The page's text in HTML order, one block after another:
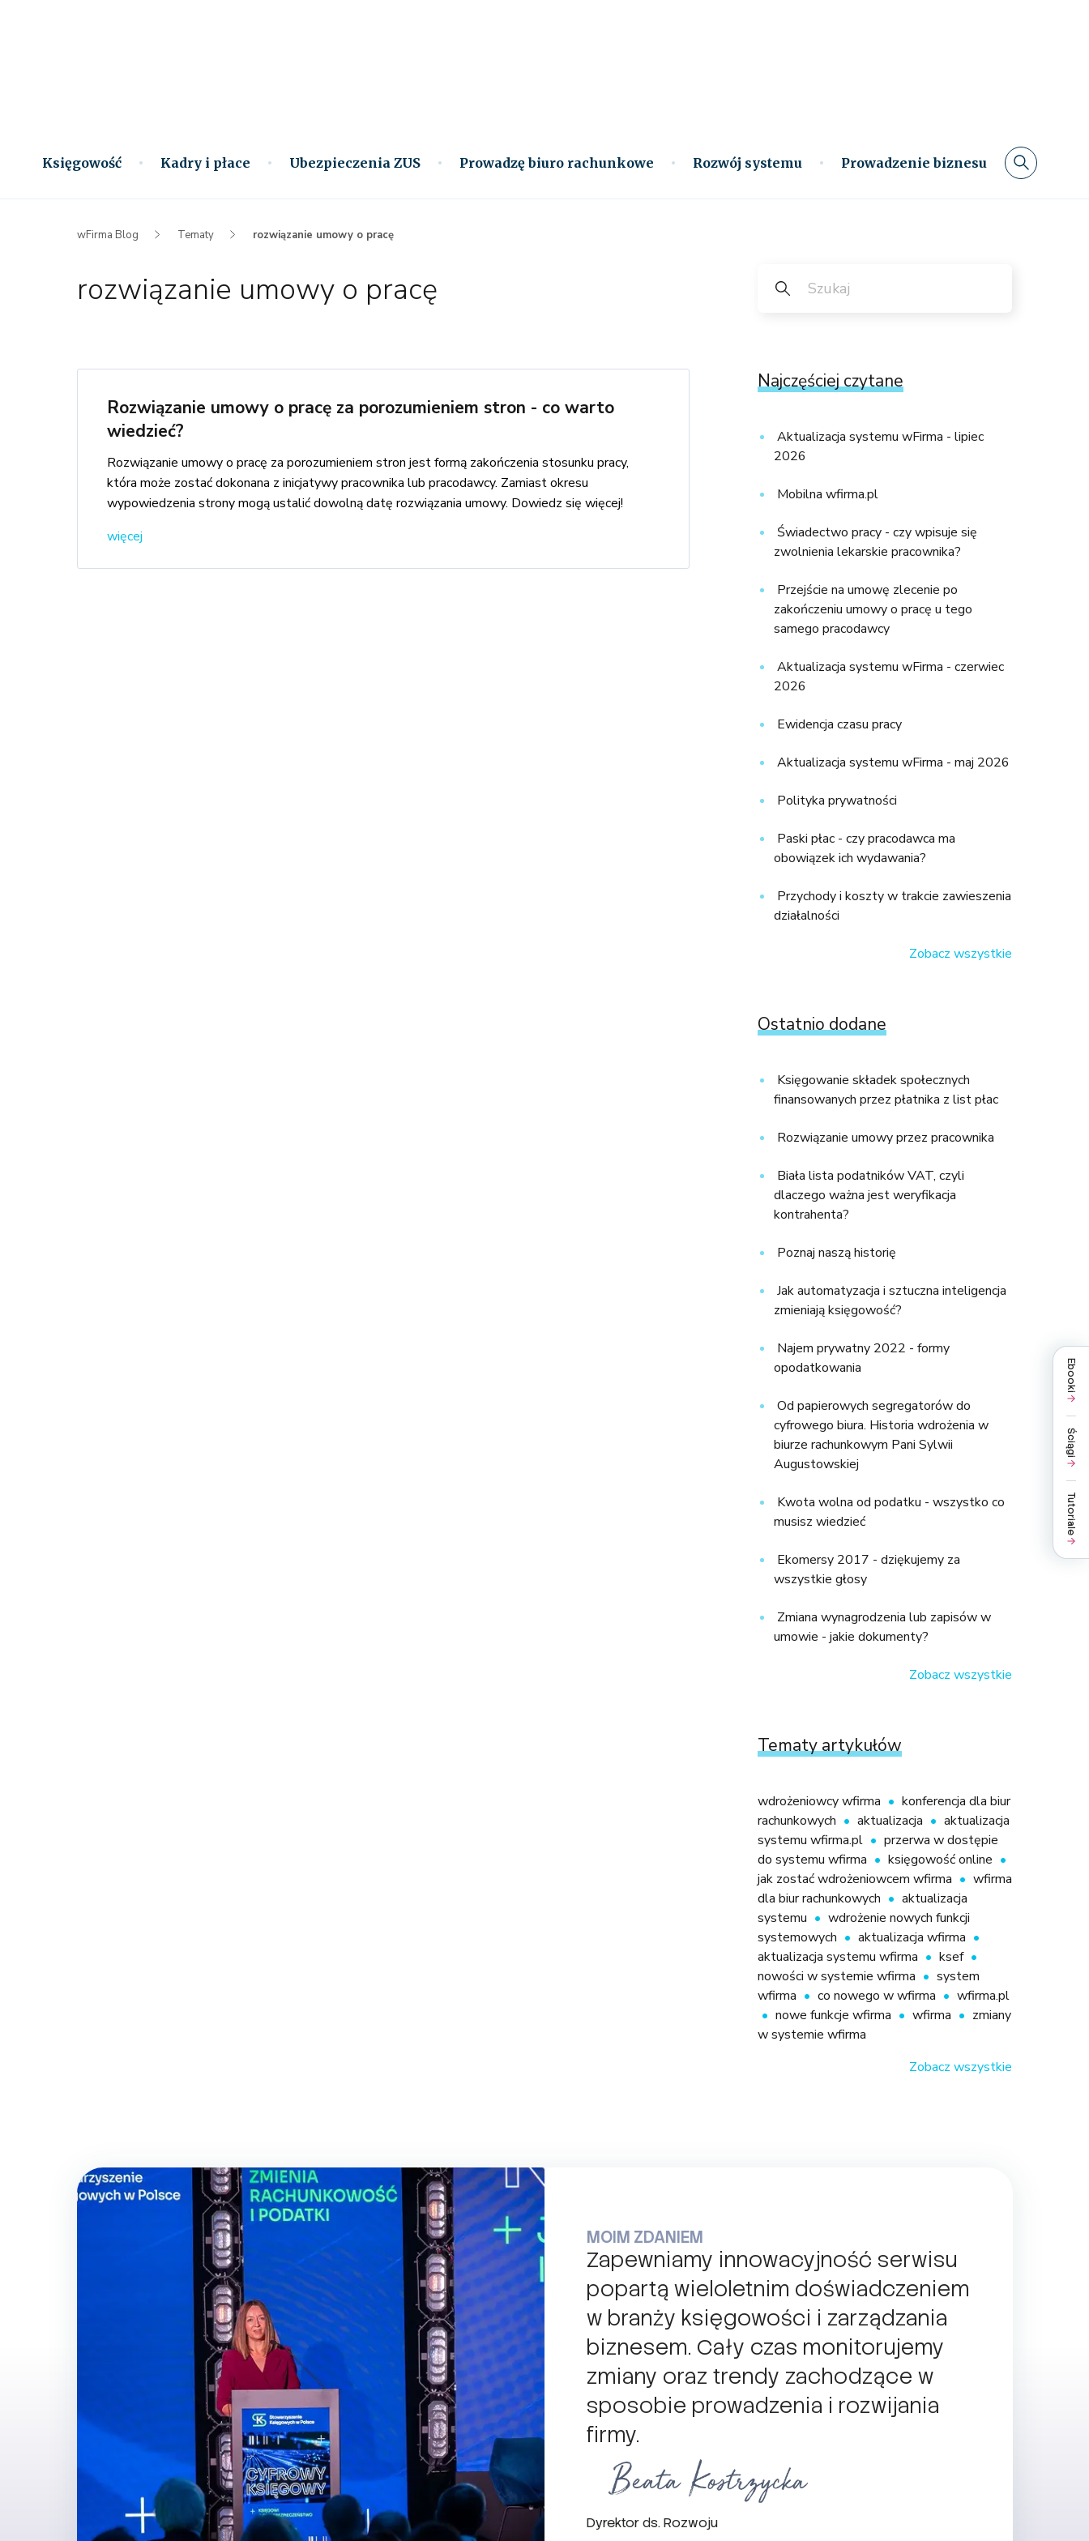
Ebooki
Ściągi
Tutoriale
Księgowość Kadry i płace Ubezpieczenia ZUS Prowadzę biuro rachunkowe Rozwój systemu Prowadzenie biznesu
wFirma Blog Tematy rozwiązanie umowy o pracę
rozwiązanie umowy o pracę
Rozwiązanie umowy o pracę za porozumieniem stron - co warto
wiedzieć?
Rozwiązanie umowy o pracę za porozumieniem stron jest formą zakończenia stosunku pracy,
która może zostać dokonana z inicjatywy pracownika lub pracodawcy. Zamiast okresu
wypowiedzenia strony mogą ustalić dowolną datę rozwiązania umowy. Dowiedz się więcej!
więcej
Najczęściej czytane
Aktualizacja systemu wFirma - lipiec
2026
Mobilna wfirma.pl
Świadectwo pracy - czy wpisuje się
zwolnienia lekarskie pracownika?
Przejście na umowę zlecenie po
zakończeniu umowy o pracę u tego
samego pracodawcy
Aktualizacja systemu wFirma - czerwiec
2026
Ewidencja czasu pracy
Aktualizacja systemu wFirma - maj 2026
Polityka prywatności
Paski płac - czy pracodawca ma
obowiązek ich wydawania?
Przychody i koszty w trakcie zawieszenia
działalności
Zobacz wszystkie
Ostatnio dodane
Księgowanie składek społecznych
finansowanych przez płatnika z list płac
Rozwiązanie umowy przez pracownika
Biała lista podatników VAT, czyli
dlaczego ważna jest weryfikacja
kontrahenta?
Poznaj naszą historię
Jak automatyzacja i sztuczna inteligencja
zmieniają księgowość?
Najem prywatny 2022 - formy
opodatkowania
Od papierowych segregatorów do
cyfrowego biura. Historia wdrożenia w
biurze rachunkowym Pani Sylwii
Augustowskiej
Kwota wolna od podatku - wszystko co
musisz wiedzieć
Ekomersy 2017 - dziękujemy za
wszystkie głosy
Zmiana wynagrodzenia lub zapisów w
umowie - jakie dokumenty?
Zobacz wszystkie
Tematy artykułów
wdrożeniowcy wfirma
konferencja dla biur
rachunkowych
aktualizacja
aktualizacja
systemu wfirma.pl
przerwa w dostępie
do systemu wfirma
księgowość online
jak zostać wdrożeniowcem wfirma
wfirma
dla biur rachunkowych
aktualizacja
systemu
wdrożenie nowych funkcji
systemowych
aktualizacja wfirma
aktualizacja systemu wfirma
ksef
nowości w systemie wfirma
system
wfirma
co nowego w wfirma
wfirma.pl
nowe funkcje wfirma
wfirma
zmiany
w systemie wfirma
Zobacz wszystkie
MOIM ZDANIEM
Zapewniamy innowacyjność serwisu
popartą wieloletnim doświadczeniem
w branży księgowości i zarządzania
biznesem. Cały czas monitorujemy
zmiany oraz trendy zachodzące w
sposobie prowadzenia i rozwijania
firmy.
Dyrektor ds. Rozwoju